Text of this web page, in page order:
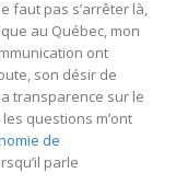
faut pas s’arrêter là,
au Québec, mon
ont
son désir de
transparence sur le
questions m’ont
de
parle